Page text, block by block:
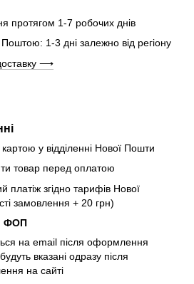
протягом 1-7 робочих днів
1-3 дні залежно від регіону
⟶
у відділенні Нової Пошти
товар перед оплатою
платіж згідно тарифів Нової
замовлення + 20 грн)
ФОП
на email після оформлення
вказані одразу після
на сайті